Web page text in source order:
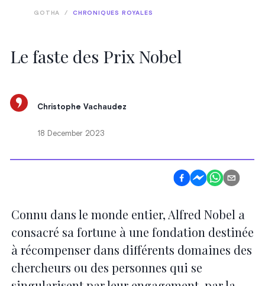
Le faste des Prix Nobel
GOTHA / CHRONIQUES ROYALES
Christophe Vachaudez
18 December 2023
Connu dans le monde entier, Alfred Nobel a
consacré sa fortune à une fondation destinée
à récompenser dans différents domaines des
chercheurs ou des personnes qui se